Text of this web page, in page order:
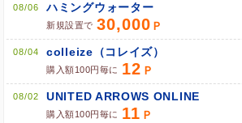
08/06 ハミングウォーター
新規設置で 30,000
08/04 colleize（コレイズ）
購入額100円毎に 12
08/02 UNITED ARROWS ONLINE
購入額100円毎に 11